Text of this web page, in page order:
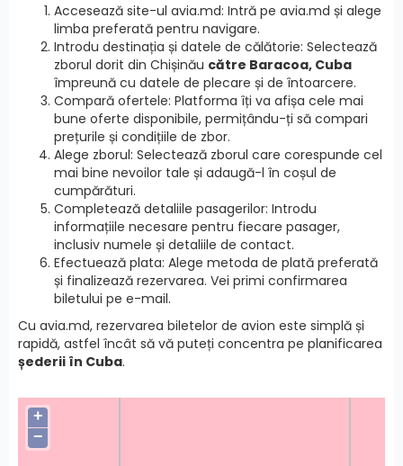
Accesează site-ul avia.md: Intră pe avia.md și alege
limba preferată pentru navigare.
Introdu destinația și datele de călătorie: Selectează
zborul dorit din Chișinău către Baracoa, Cuba
împreună cu datele de plecare și de întoarcere.
Compară ofertele: Platforma îți va afișa cele mai
bune oferte disponibile, permițându-ți să compari
prețurile și condițiile de zbor.
Alege zborul: Selectează zborul care corespunde cel
mai bine nevoilor tale și adaugă-l în coșul de
cumpărături.
Completează detaliile pasagerilor: Introdu
informațiile necesare pentru fiecare pasager,
inclusiv numele și detaliile de contact.
Efectuează plata: Alege metoda de plată preferată
și finalizează rezervarea. Vei primi confirmarea
biletului pe e-mail.
Cu avia.md, rezervarea biletelor de avion este simplă și
rapidă, astfel încât să vă puteți concentra pe planificarea
șederii în Cuba.
+
−